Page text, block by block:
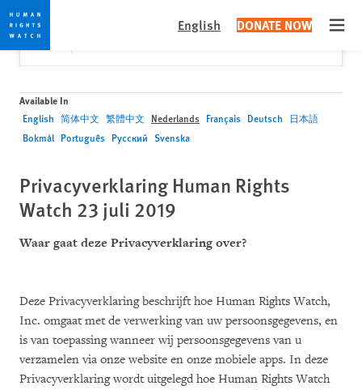
Skip
to
cookie
privacy
Skip
to
main
content
English DONATE NOW
Would you like to read this page in English?
Yes
✕
Available In
English 简体中文 繁體中文 Nederlands Français Deutsch 日本語
Bokmål Português Русский Svenska
Privacyverklaring Human Rights
Watch 23 juli 2019
Waar gaat deze Privacyverklaring over?
Deze Privacyverklaring beschrijft hoe Human Rights Watch,
Inc. omgaat met de verwerking van uw persoonsgegevens, en
is van toepassing wanneer wij persoonsgegevens van u
verzamelen via onze website en onze mobiele apps. In deze
Privacyverklaring wordt uitgelegd hoe Human Rights Watch